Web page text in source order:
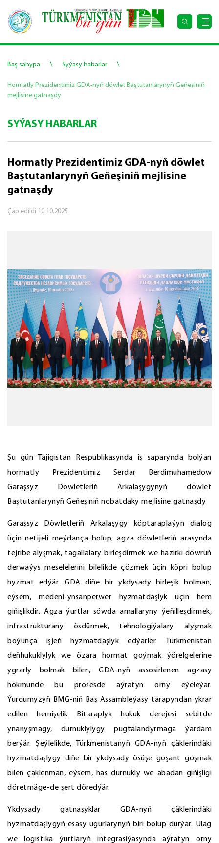
Baş sahypa \ Syýasy habarlar \
Hormatly Prezidentimiz GDA-nyň döwlet Baştutanlarynyň Geňeşiniň
mejlisine gatnaşdy
SYÝASY HABARLAR
Hormatly Prezidentimiz GDA-nyň döwlet
Baştutanlarynyň Geňeşiniň mejlisine
gatnaşdy
Çap edildi 10.10.2025
Şu gün Täjigistan Respublikasynda iş saparynda bolýan
hormatly Prezidentimiz Serdar Berdimuhamedow
Garaşsyz Döwletleriň Arkalaşygynyň döwlet
Baştutanlarynyň Geňeşiniň nobatdaky mejlisine gatnaşdy.
Garaşsyz Döwletleriň Arkalaşygy köptaraplaýyn dialog
üçin netijeli meýdança bolup, agza döwletleriň arasynda
tejribe alyşmak, tagallalary birleşdirmek we häzirki döwrüň
derwaýys meselelerini bilelikde çözmek üçin köpri bolup
hyzmat edýär. GDA diňe bir ykdysady birleşik bolman,
eýsem, medeni-ynsanperwer hyzmatdaşlyk üçin hem
giňişlikdir. Agza ýurtlar söwda amallaryny ýeňilleşdirmek,
infrastrukturany ösdürmek, tehnologiýalary alyşmak
boýunça işjeň hyzmatdaşlyk edýärler. Türkmenistan
deňhukuklylyk we özara hormat goýmak ýörelgelerine
ygrarly bolmak bilen, GDA-nyň assosirlenen agzasy
hökmünde bu prosesde aýratyn orny eýeleýär.
Ýurdumyzyň BMG-niň Baş Assambleýasy tarapyndan ykrar
edilen hemişelik Bitaraplyk hukuk derejesi sebitde
ynanyşmagy, durnuklylygy pugtalandyrmaga ýardam
berýär. Şeýlelikde, Türkmenistanyň GDA-nyň çäklerindäki
hyzmatdaşlygy diňe bir ykdysady ösüşe goşant goşmak
bilen çäklenmän, eýsem, has durnukly we abadan giňişligi
döretmäge-de şert döredýär.
Ykdysady gatnaşyklar GDA-nyň çäklerindäki
hyzmatdaşlygyň esasy ugurlarynyň biri bolup durýar. Ulag
we logistika ýurtlaryň integrasiýasynda aýratyn orny